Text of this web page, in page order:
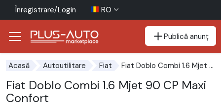
Înregistrare/Login RO
Publică anunț
Acasă Autoutilitare Fiat Fiat Doblo Combi 1.6 Mjet 90 CP Maxi Confort
Fiat Doblo Combi 1.6 Mjet 90 CP Maxi
Confort